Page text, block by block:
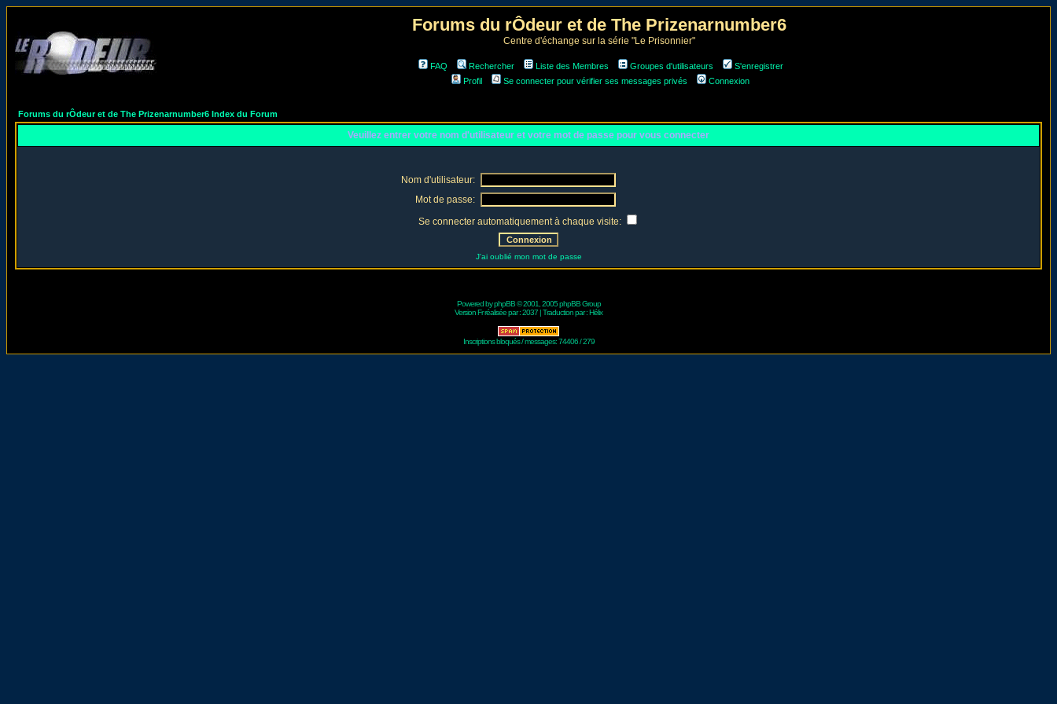
Forums du rÔdeur et de The Prizenarnumber6
Centre d'échange sur la série "Le Prisonnier"
FAQ Rechercher Liste des Membres Groupes d'utilisateurs
S'enregistrer
Profil
Se connecter pour vérifier ses messages privés Connexion
Forums du rÔdeur et de The Prizenarnumber6 Index du Forum
Veuillez entrer votre nom d'utilisateur et votre mot de passe pour vous connecter
Nom d'utilisateur:
Mot de passe:
Se connecter automatiquement à chaque visite:
J'ai oublié mon mot de passe
Powered byphpBB© 2001, 2005 phpBB Group
Version Fr réalisée par :2037 | Traduction par :Hélix
Inscriptions bloqués / messages: 74406 / 279